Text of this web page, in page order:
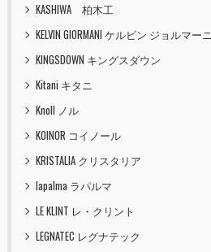
KASHIWA 柏木工
KELVIN GIORMANI ケルビン ジョルマーニ
KINGSDOWN キングスダウン
Kitani キタニ
Knoll ノル
KOINOR コイノール
KRISTALIA クリスタリア
lapalma ラパルマ
LE KLINT レ・クリント
LEGNATEC レグナテック